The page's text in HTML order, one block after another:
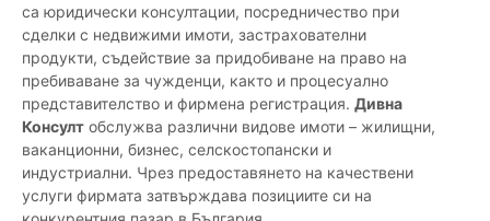
са юридически консултации, посредничество при
сделки с недвижими имоти, застрахователни
продукти, съдействие за придобиване на право на
пребиваване за чужденци, както и процесуално
представителство и фирмена регистрация. Дивна
Консулт обслужва различни видове имоти – жилищни,
ваканционни, бизнес, селскостопански и
индустриални. Чрез предоставянето на качествени
услуги фирмата затвърждава позициите си на